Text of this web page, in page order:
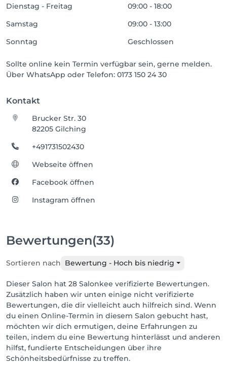
Dienstag - Freitag
09:00 - 18:00
Samstag
09:00 - 13:00
Sonntag
Geschlossen
Sollte online kein Termin verfügbar sein, gerne melden.
Über WhatsApp oder Telefon: 0173 150 24 30
Kontakt
Brucker Str. 30
82205 Gilching
+491731502430
Webseite öffnen
Facebook öffnen
Instagram öffnen
Bewertungen(33)
Sortieren nach Bewertung - Hoch bis niedrig
Dieser Salon hat 28 Salonkee verifizierte Bewertungen.
Zusätzlich haben wir unten einige nicht verifizierte
Bewertungen, die dir vielleicht auch hilfreich sind. Wenn
du einen Online-Termin in diesem Salon gebucht hast,
möchten wir dich ermutigen, deine Erfahrungen zu
teilen, indem du eine Bewertung hinterlässt und anderen
hilfst, fundierte Entscheidungen über ihre
Schönheitsbedürfnisse zu treffen.